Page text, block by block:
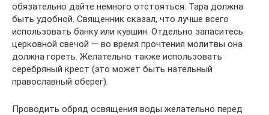
обязательно дайте немного отстояться. Тара должна
быть удобной. Священник сказал, что лучше всего
использовать банку или кувшин. Отдельно запаситесь
церковной свечой — во время прочтения молитвы она
должна гореть. Желательно также использовать
серебряный крест (это может быть нательный
православный оберег).
Проводить обряд освящения воды желательно перед